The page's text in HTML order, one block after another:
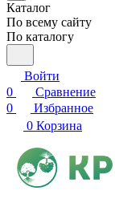
Каталог
По всему сайту
По каталогу
Войти
0
Сравнение
0
Избранное
0 Корзина